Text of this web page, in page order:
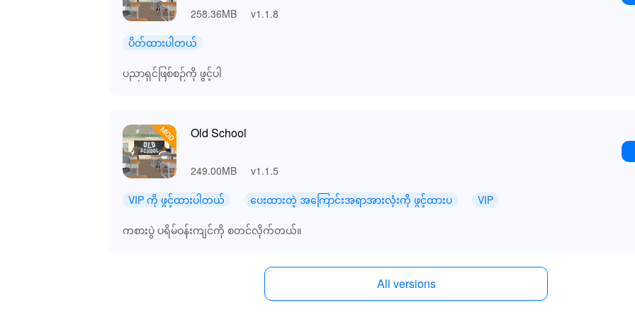
258.36MB v1.1.8
ပိတ်ထားပါတယ်
ပညာရှင်ဖြစ်စဉ်ကို ဖွင့်ပါ
Old School
249.00MB v1.1.5
VIP ကို ဖွင့်ထားပါတယ် ပေးထားတဲ့ အကြောင်းအရာအားလုံးကို ဖွင့်ထားပ VIP
ကစားပွဲ ပရိမ်ဝန်းကျင်ကို စတင်လိုက်တယ်။
All versions